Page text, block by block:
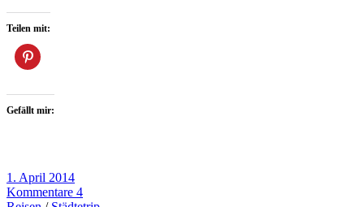
Teilen mit:
Gefällt mir:
1. April 2014
Kommentare 4